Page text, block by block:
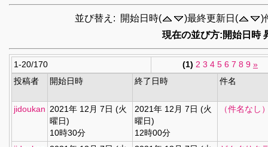
並び替え: 開始日時( )最終更新日(
)
現在の並び方:開始日時
1-20/170 (1) 2 3 4 5 6 7 8 9 »
投稿者
開始日時 終了日時 件名
jidoukan 2021年 12月 7日 (火
曜日)
10時30分
2021年 12月 7日 (火
曜日)
12時00分
（件名なし